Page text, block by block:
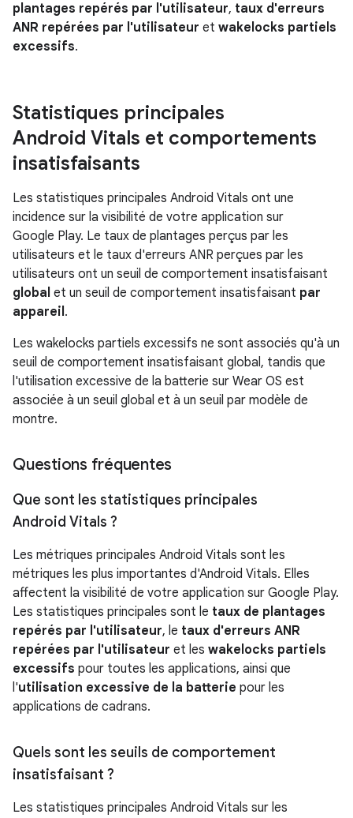
plantages repérés par l'utilisateur, taux d'erreurs
ANR repérées par l'utilisateur et wakelocks partiels
excessifs.
Statistiques principales
Android Vitals et comportements
insatisfaisants
Les statistiques principales Android Vitals ont une
incidence sur la visibilité de votre application sur
Google Play. Le taux de plantages perçus par les
utilisateurs et le taux d'erreurs ANR perçues par les
utilisateurs ont un seuil de comportement insatisfaisant
global et un seuil de comportement insatisfaisant par
appareil.
Les wakelocks partiels excessifs ne sont associés qu'à un
seuil de comportement insatisfaisant global, tandis que
l'utilisation excessive de la batterie sur Wear OS est
associée à un seuil global et à un seuil par modèle de
montre.
Questions fréquentes
Que sont les statistiques principales
Android Vitals ?
Les métriques principales Android Vitals sont les
métriques les plus importantes d'Android Vitals. Elles
affectent la visibilité de votre application sur Google Play.
Les statistiques principales sont le taux de plantages
repérés par l'utilisateur, le taux d'erreurs ANR
repérées par l'utilisateur et les wakelocks partiels
excessifs pour toutes les applications, ainsi que
l'utilisation excessive de la batterie pour les
applications de cadrans.
Quels sont les seuils de comportement
insatisfaisant ?
Les statistiques principales Android Vitals sur les